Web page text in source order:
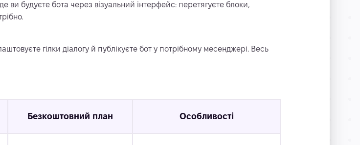
будуєте бота через візуальний інтерфейс: перетягуєте блоки,
гілки діалогу й публікуєте бот у потрібному месенджері. Весь
Безкоштовний план Особливості